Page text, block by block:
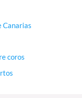
Canarias
coros